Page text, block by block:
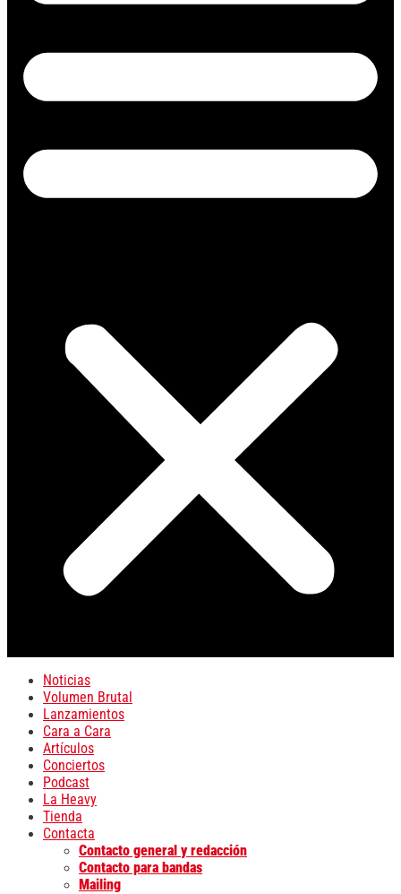
Noticias
Volumen Brutal
Lanzamientos
Cara a Cara
Artículos
Conciertos
Podcast
La Heavy
Tienda
Contacta
Contacto general y redacción
Contacto para bandas
Mailing